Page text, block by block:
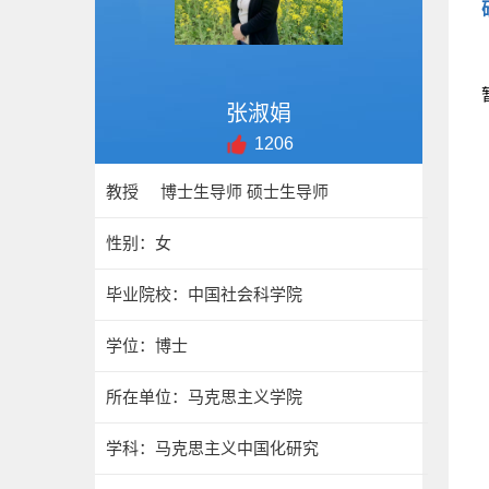
张淑娟
1206
教授 博士生导师 硕士生导师
性别：女
毕业院校：中国社会科学院
学位：博士
所在单位：马克思主义学院
学科：马克思主义中国化研究